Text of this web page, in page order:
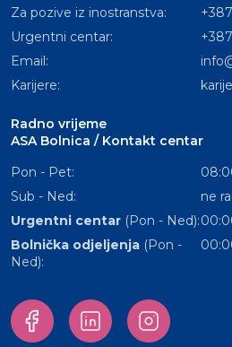
Za pozive iz inostranstva:
Urgentni centar:
Email:
Karijere:
Radno vrijeme
ASA Bolnica / Kontakt centar
Pon - Pet:
Sub - Ned:
ne
Urgentni centar (Pon - Ned):
Bolnička odjeljenja (Pon -
Ned):